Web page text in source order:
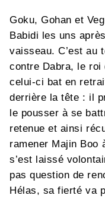
Goku, Gohan et
Babidi les uns
vaisseau. C’est au
contre Dabra, le roi
celui-ci bat en
derrière la tête : il
le pousser à se
retenue et ainsi
ramener Majin Boo
s’est laissé
pas question de
Hélas, sa fierté va